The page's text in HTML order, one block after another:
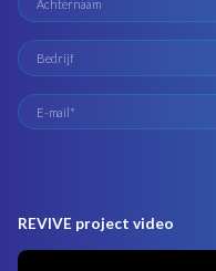
REVIVE project video